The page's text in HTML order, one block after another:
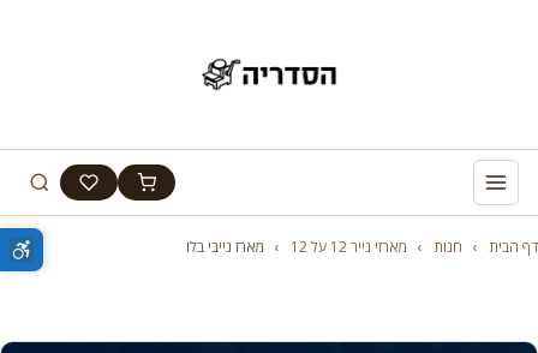
דף הבית › חנות › מארזי נייר 12 על 12 › מארז נייבי בלו